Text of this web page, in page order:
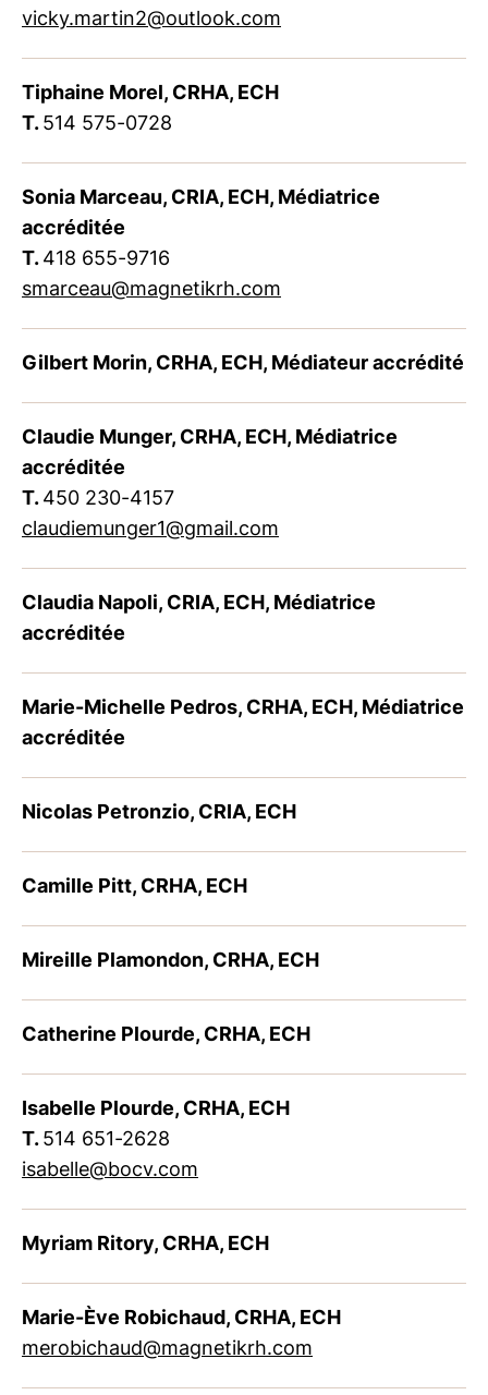
vicky.martin2@outlook.com
Tiphaine Morel, CRHA, ECH
T.514 575-0728
Sonia Marceau, CRIA, ECH, Médiatrice
accréditée
T.418 655-9716
smarceau@magnetikrh.com
Gilbert Morin, CRHA, ECH, Médiateur accrédité
Claudie Munger, CRHA, ECH, Médiatrice
accréditée
T.450 230-4157
claudiemunger1@gmail.com
Claudia Napoli, CRIA, ECH, Médiatrice
accréditée
Marie-Michelle Pedros, CRHA, ECH, Médiatrice
accréditée
Nicolas Petronzio, CRIA, ECH
Camille Pitt, CRHA, ECH
Mireille Plamondon, CRHA, ECH
Catherine Plourde, CRHA, ECH
Isabelle Plourde, CRHA, ECH
T.514 651-2628
isabelle@bocv.com
Myriam Ritory, CRHA, ECH
Marie-Ève Robichaud, CRHA, ECH
merobichaud@magnetikrh.com